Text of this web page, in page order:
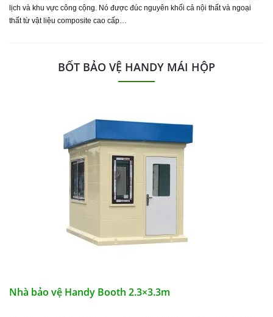
lịch và khu vực công cộng. Nó được đúc nguyên khối cả nội thất và ngoại
thất từ vật liệu composite cao cấp…
BỐT BẢO VỆ HANDY MÁI HỘP
Nhà bảo vệ Handy Booth 2.3×3.3m